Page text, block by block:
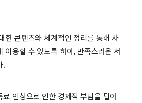
한 콘텐츠와 체계적인 정리를 통해 사
이용할 수 있도록 하여, 만족스러운 서
.
료 인상으로 인한 경제적 부담을 덜어